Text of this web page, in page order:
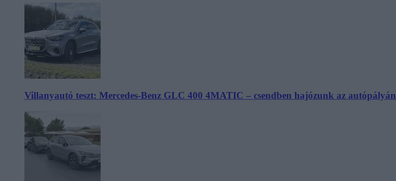
Villanyautó teszt: Mercedes-Benz GLC 400 4MATIC – csendben hajózunk az autópályán